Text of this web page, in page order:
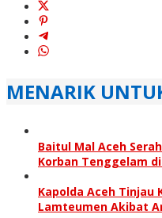
MENARIK
Baitul Mal Aceh
Korban Tenggelam
Kapolda Aceh Tinjau
Lamteumen Akibat